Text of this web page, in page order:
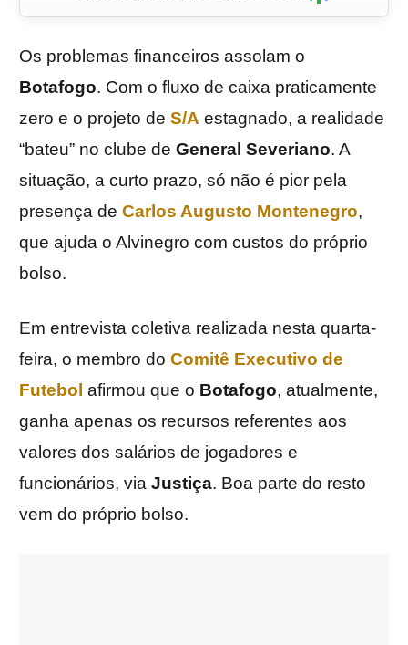
Os problemas financeiros assolam o
Botafogo. Com o fluxo de caixa praticamente
zero e o projeto de S/A estagnado, a realidade
“bateu” no clube de General Severiano. A
situação, a curto prazo, só não é pior pela
presença de Carlos Augusto Montenegro,
que ajuda o Alvinegro com custos do próprio
bolso.
Em entrevista coletiva realizada nesta quarta-
feira, o membro do Comitê Executivo de
Futebol afirmou que o Botafogo, atualmente,
ganha apenas os recursos referentes aos
valores dos salários de jogadores e
funcionários, via Justiça. Boa parte do resto
vem do próprio bolso.